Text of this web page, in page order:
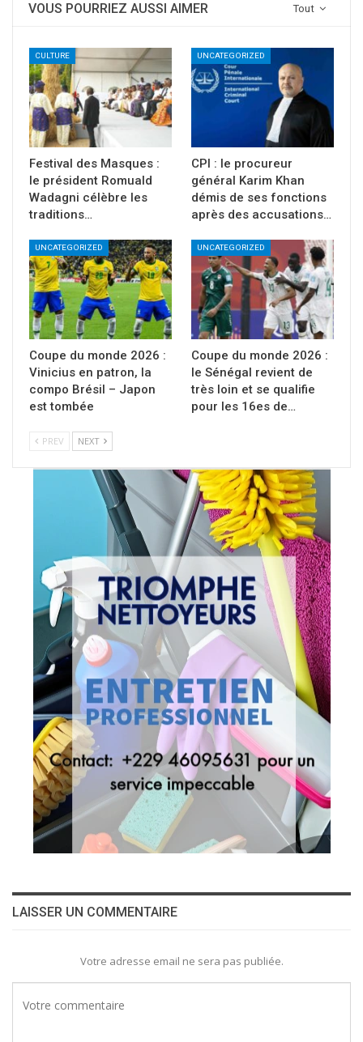
Tout
VOUS POURRIEZ AUSSI AIMER
CULTURE
Festival des Masques :
le président Romuald
Wadagni célèbre les
traditions…
UNCATEGORIZED
CPI : le procureur
général Karim Khan
démis de ses fonctions
après des accusations…
UNCATEGORIZED
Coupe du monde 2026 :
Vinicius en patron, la
compo Brésil – Japon
est tombée
UNCATEGORIZED
Coupe du monde 2026 :
le Sénégal revient de
très loin et se qualifie
pour les 16es de…
PREV NEXT
LAISSER UN COMMENTAIRE
Votre adresse email ne sera pas publiée.